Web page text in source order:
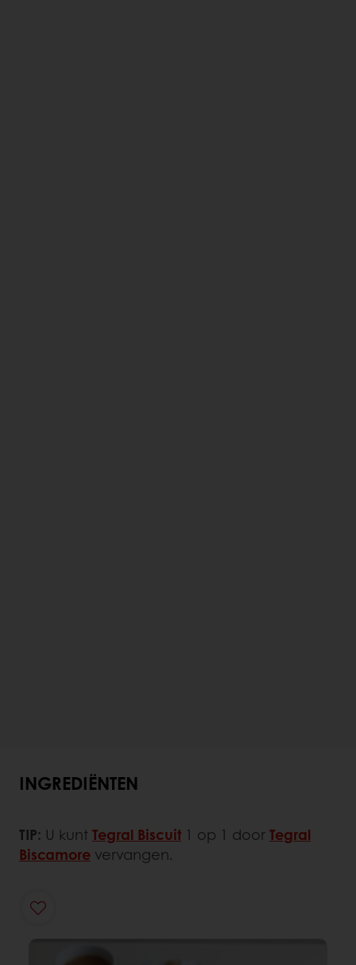
INGREDIËNTEN
TIP: U kuntTegral Biscuit 1 op 1 doorTegral
Biscamore vervangen.